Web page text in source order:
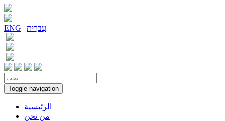
ENG | עִברִית
Toggle navigation
الرئيسية
من نحن